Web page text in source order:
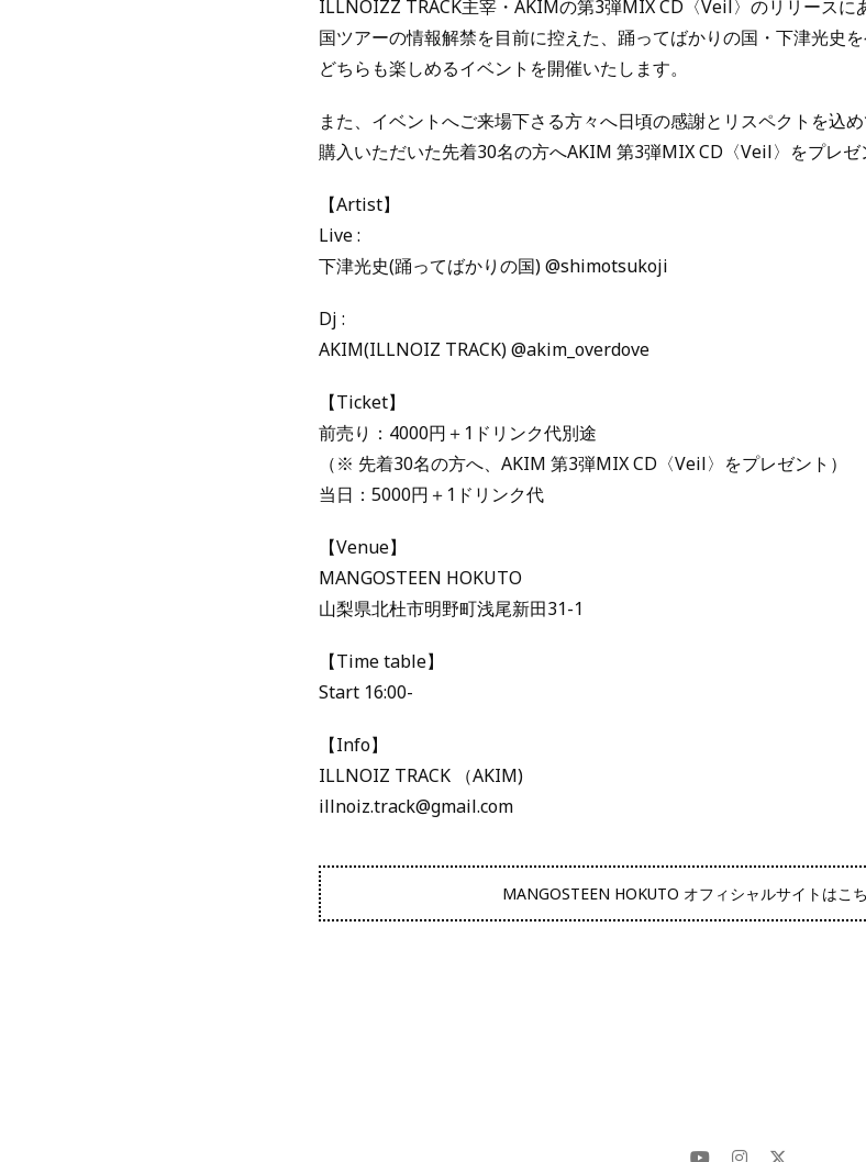
ILLNOIZZ TRACK主宰・AKIMの第3弾MIX CD〈Veil〉のリリースに
国ツアーの情報解禁を目前に控えた、踊ってばかりの国・下津光史
どちらも楽しめるイベントを開催いたします。
また、イベントへご来場下さる方々へ日頃の感謝とリスペクトを込
購入いただいた先着30名の方へAKIM 第3弾MIX CD〈Veil〉をプレゼ
【Artist】
Live :
下津光史(踊ってばかりの国) @shimotsukoji
Dj :
AKIM(ILLNOIZ TRACK) @akim_overdove
【Ticket】
前売り：4000円＋1ドリンク代別途
（※ 先着30名の方へ、AKIM 第3弾MIX CD〈Veil〉をプレゼント）
当日：5000円＋1ドリンク代
【Venue】
MANGOSTEEN HOKUTO
山梨県北杜市明野町浅尾新田31-1
【Time table】
Start 16:00-
【Info】
ILLNOIZ TRACK （AKIM)
illnoiz.track@gmail.com
MANGOSTEEN HOKUTO オフィシャルサイトはこ